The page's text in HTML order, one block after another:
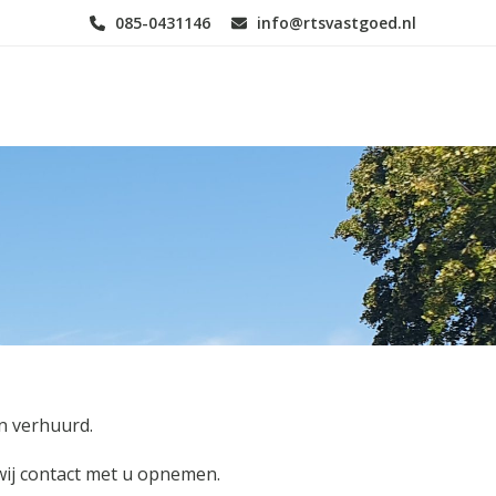
085-0431146 info@rtsvastgoed.nl
verhuurd.
contact met u opnemen.